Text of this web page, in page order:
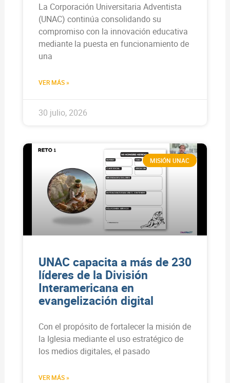
La Corporación Universitaria Adventista
(UNAC) continúa consolidando su
compromiso con la innovación educativa
mediante la puesta en funcionamiento de
una
VER MÁS »
30 julio, 2026
MISIÓN UNAC
UNAC capacita a más de 230
líderes de la División
Interamericana en
evangelización digital
Con el propósito de fortalecer la misión de
la Iglesia mediante el uso estratégico de
los medios digitales, el pasado
VER MÁS »